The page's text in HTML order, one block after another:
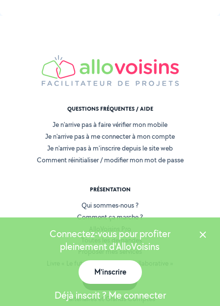
QUESTIONS FRÉQUENTES / AIDE
Je n'arrive pas à faire vérifier mon mobile
Je n'arrive pas à me connecter à mon compte
Je n'arrive pas à m'inscrire depuis le site web
Comment réinitialiser / modifier mon mot de passe
PRÉSENTATION
Qui sommes-nous ?
Comment ça marche ?
Toutes les demandes
Proposer mes services
Livre « Le futur de l'économie collaborative »
AlloVoisins en France
Espace presse
Partenaires et Grands Comptes
Connectez-vous pour profiter
pleinement d'AlloVoisins
M'inscrire
Déjà inscrit ? Me connecter